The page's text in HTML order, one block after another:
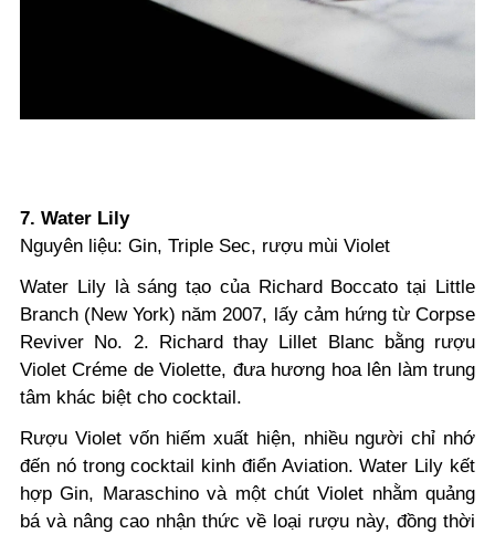
7. Water Lily
Nguyên liệu: Gin, Triple Sec, rượu mùi Violet
Water Lily là sáng tạo của Richard Boccato tại Little
Branch (New York) năm 2007, lấy cảm hứng từ Corpse
Reviver No. 2. Richard thay Lillet Blanc bằng rượu
Violet Créme de Violette, đưa hương hoa lên làm trung
tâm khác biệt cho cocktail.
Rượu Violet vốn hiếm xuất hiện, nhiều người chỉ nhớ
đến nó trong cocktail kinh điển Aviation. Water Lily kết
hợp Gin, Maraschino và một chút Violet nhằm quảng
bá và nâng cao nhận thức về loại rượu này, đồng thời